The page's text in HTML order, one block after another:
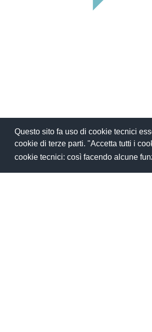
Questo sito fa uso di cookie tecnici
cookie di terze parti. "Accetta tutti i
cookie tecnici: così facendo alcune